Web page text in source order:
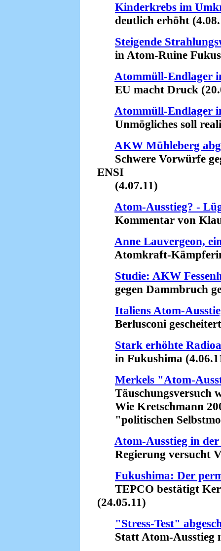
Kinderkrebs im
deutlich erhöht
Steigende
in Atom-Ruine
Atommüll-Endlager
EU macht Druck
Atommüll-Endlager
Unmögliches soll
AKW Mühleberg
Schwere Vorwürfe
ENSI
(4.07.11)
Atom-Ausstieg? -
Kommentar von
Anne Lauvergeon,
Atomkraft-
Studie: AKW
gegen Dammbruch
Italiens Atom-
Berlusconi gescheitert
Stark erhöhte
in Fukushima
Merkels "Atom-
Täuschungsversuch
Wie Kretschmann
"politischen
Atom-Ausstieg in der
Regierung versucht
Fukushima: Der
TEPCO bestätigt
(24.05.11)
"Stress-Test"
Statt Atom-Ausstieg